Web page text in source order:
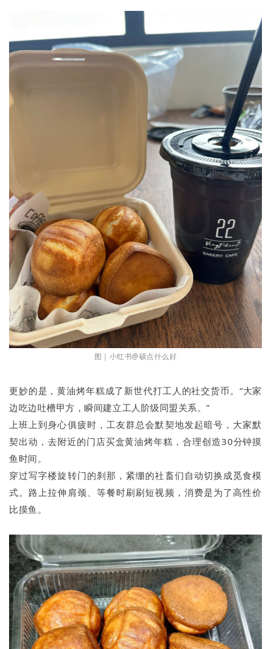
图｜小红书@硕点什么好
更妙的是，黄油烤年糕成了新世代打工人的社交货币。“大家
边吃边吐槽甲方，瞬间建立工人阶级同盟关系。”
上班上到身心俱疲时，工友群总会默契地发起暗号，大家默
契出动，去附近的门店买盒黄油烤年糕，合理创造30分钟摸
鱼时间。
穿过写字楼旋转门的刹那，紧绷的社畜们自动切换成觅食模
式。路上拉伸肩颈、等餐时刷刷短视频，消费是为了高性价
比摸鱼。